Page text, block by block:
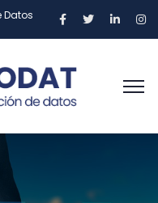
Datos